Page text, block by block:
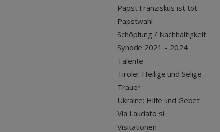
Papst Franziskus ist tot
Papstwahl
Schöpfung / Nachhaltigkeit
Synode 2021 – 2024
Talente
Tiroler Heilige und Selige
Trauer
Ukraine: Hilfe und Gebet
Via Laudato si'
Visitationen